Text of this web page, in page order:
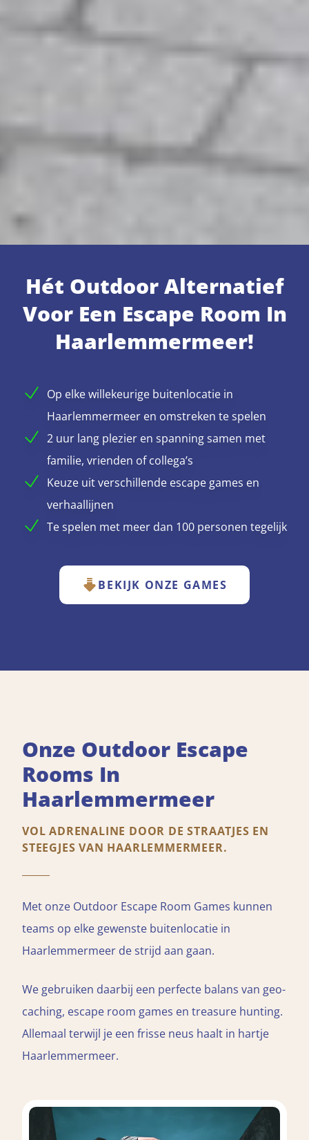
Hét Outdoor Alternatief
Voor Een Escape Room In
Haarlemmermeer!
Op elke willekeurige buitenlocatie in
Haarlemmermeer en omstreken te spelen
2 uur lang plezier en spanning samen met
familie, vrienden of collega’s
Keuze uit verschillende escape games en
verhaallijnen
Te spelen met meer dan 100 personen tegelijk
BEKIJK ONZE GAMES
Onze Outdoor Escape
Rooms In
Haarlemmermeer
VOL ADRENALINE DOOR DE STRAATJES EN
STEEGJES VAN HAARLEMMERMEER.
Met onze Outdoor Escape Room Games kunnen
teams op elke gewenste buitenlocatie in
Haarlemmermeer de strijd aan gaan.
We gebruiken daarbij een perfecte balans van geo-
caching, escape room games en treasure hunting.
Allemaal terwijl je een frisse neus haalt in hartje
Haarlemmermeer.